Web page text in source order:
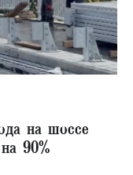
на шоссе
90%